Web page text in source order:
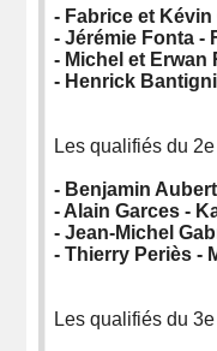
- Fabrice et
- Jérémie Fonta -
- Michel et Erwan
- Henrick
Les qualifiés du 2e
- Benjamin
- Alain Garces -
- Jean-Michel
- Thierry Periès -
Les qualifiés du 3e